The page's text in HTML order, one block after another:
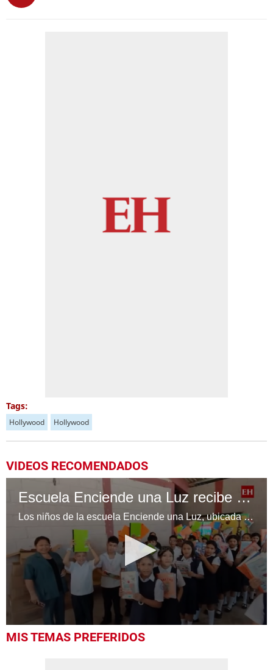
Tags:
Hollywood Hollywood
VIDEOS RECOMENDADOS
Escuela Enciende una Luz recibe cuadernos Quick, gracias a la Maratón del Saber
Los niños de la escuela Enciende una Luz, ubicada en la colonia Altos de Santa Rosa, al sur de Tegucigalpa, recibieron cuadernos Quick como parte de la Campaña Maratón del Saber.
seconds
MIS TEMAS PREFERIDOS